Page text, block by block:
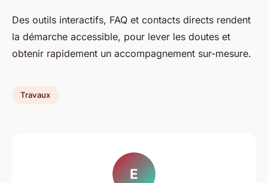
Des outils interactifs, FAQ et contacts directs rendent
la démarche accessible, pour lever les doutes et
obtenir rapidement un accompagnement sur-mesure.
Travaux
E